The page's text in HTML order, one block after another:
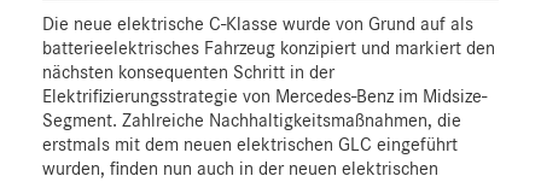
S-Klasse
SL
GLS
GLB
Die neue elektrische C‑Klasse wurde von Grund auf als
batterieelektrisches Fahrzeug konzipiert und markiert den
nächsten konsequenten Schritt in der
Elektrifizierungsstrategie von Mercedes‑Benz im Midsize-
Segment. Zahlreiche Nachhaltigkeitsmaßnahmen, die
erstmals mit dem neuen elektrischen GLC eingeführt
wurden, finden nun auch in der neuen elektrischen